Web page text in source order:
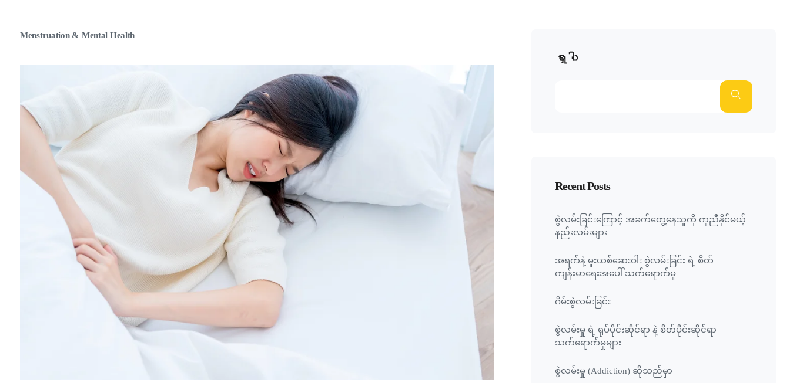
Menstruation & Mental Health
ရှာပါ
Recent Posts
စွဲလမ်းခြင်းကြောင့် အခက်တွေ့နေသူကို ကူညီနိုင်မယ့်
နည်းလမ်းများ
အရက်နဲ့ မူးယစ်ဆေးဝါး စွဲလမ်းခြင်း ရဲ့ စိတ်
ကျန်းမာရေးအပေါ် သက်ရောက်မှု
ဂိမ်းစွဲလမ်းခြင်း
စွဲလမ်းမှု ရဲ့ ရုပ်ပိုင်းဆိုင်ရာ နဲ့ စိတ်ပိုင်းဆိုင်ရာ
သက်ရောက်မှုများ
စွဲလမ်းမှု (Addiction) ဆိုသည်မှာ